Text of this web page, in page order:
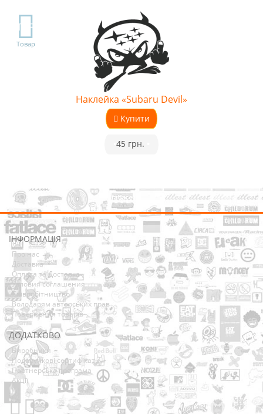
TOP
Товар
Наклейка «Subaru Devil»
Купити
45 грн.
ІНФОРМАЦІЯ
Про нас
Доставка
Оплата та Доставка
Условия соглашения
Співробітництво
Володарям авторських прав
Повернення товарів
ДОДАТКОВО
Виробники
Подарункові сертифікати
Партнерська програма
Акції